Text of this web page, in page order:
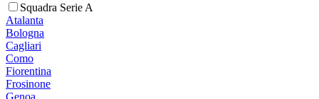
Squadra Serie A
Atalanta
Bologna
Cagliari
Como
Fiorentina
Frosinone
Genoa